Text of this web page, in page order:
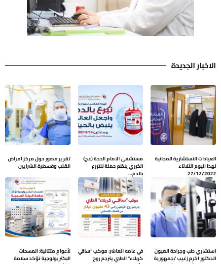
الاخبار الجديدة
العيادات الاستشارية المجانية
لهذا اليوم الثلاثاء
27/12/2022
مستشفى الامام الحجة (عج)
الخيري ينظم حملة للتبرع
بالدم…
تقرير مصور حول مركز امراض
القلب وقسطرة الشرايين
استشاري طب وجراحة العيون
الدكتور اكرم زغيب /جمهورية
في عامه العاشر: موكب “ساقي
كربلاء” الطبي يترجم روح
لأعوامٍ متتالية: المسحات
البكتريولوجية تؤكد سلامة